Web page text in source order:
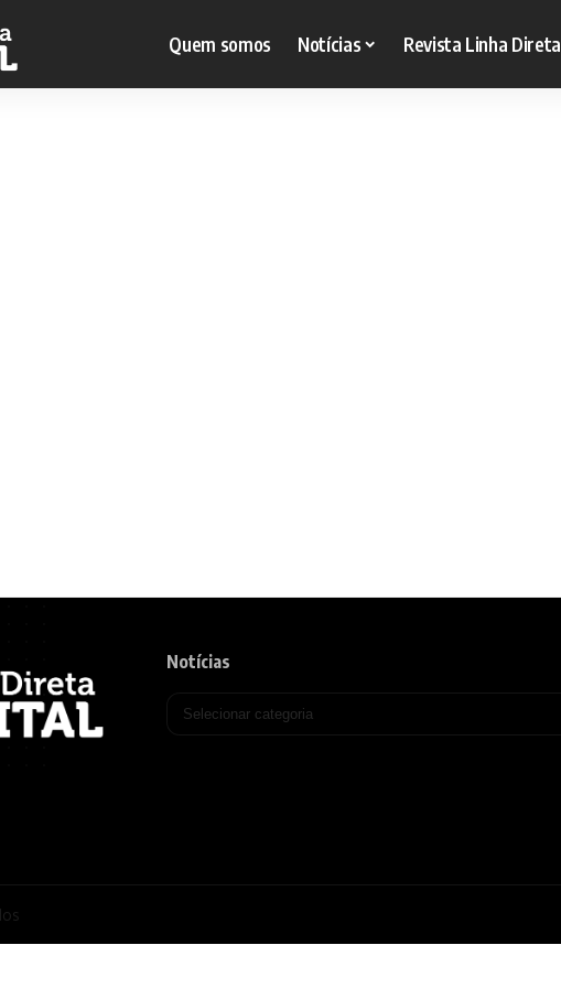
Quem somos Notícias Revista Linha Direta
Notícias